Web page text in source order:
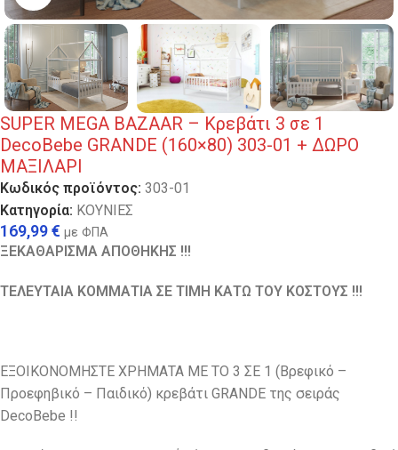
SUPER MEGA BAZAAR – Κρεβάτι 3 σε 1
DecoBebe GRANDE (160×80) 303-01 + ΔΩΡO
ΜΑΞΙΛΑΡΙ
Κωδικός προϊόντος: 303-01
Κατηγορία: ΚΟΥΝΙΕΣ
169,99€ με ΦΠΑ
ΞΕΚΑΘΑΡΙΣΜΑ ΑΠΟΘΗΚΗΣ !!!
ΤΕΛΕΥΤΑΙΑ ΚΟΜΜΑΤΙΑ ΣΕ ΤΙΜΗ ΚΑΤΩ ΤΟΥ ΚΟΣΤΟΥΣ !!!
ΕΞΟΙΚΟΝΟΜΗΣΤΕ ΧΡΗΜΑΤΑ ΜΕ ΤΟ 3 ΣΕ 1 (Βρεφικό –
Προεφηβικό – Παιδικό) κρεβάτι GRANDE της σειράς
DecoBebe !!